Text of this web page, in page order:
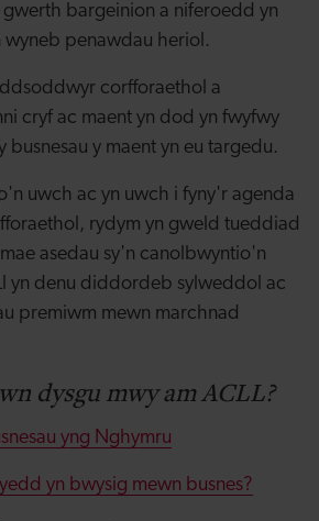
bargeinion a niferoedd yn
penawdau heriol.
corfforaethol a
cryf ac maent yn dod yn fwyfwy
busnesau y maent yn eu targedu.
uwch ac yn uwch i fyny'r agenda
rydym yn gweld tueddiad
asedau sy'n canolbwyntio'n
yn denu diddordeb sylweddol ac
premiwm mewn marchnad
dysgu mwy am ACLL?
yng Nghymru
yn bwysig mewn busnes?